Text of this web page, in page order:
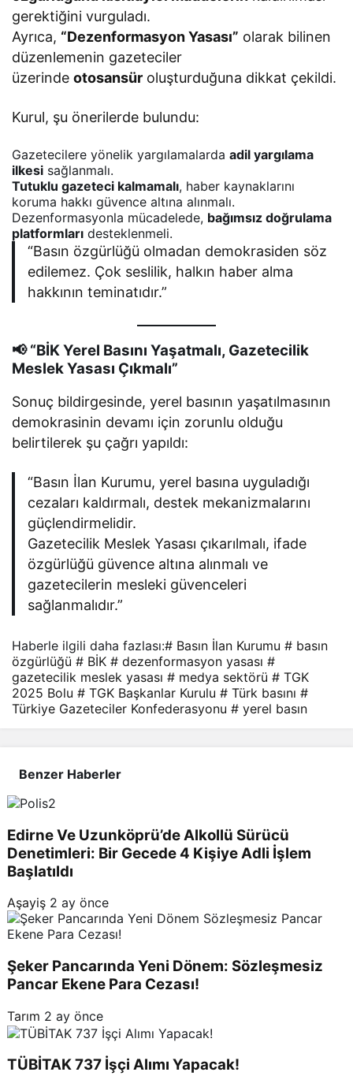
gerektiğini vurguladı.
Ayrıca, “Dezenformasyon Yasası” olarak bilinen
düzenlemenin gazeteciler
üzerindeotosansür oluşturduğuna dikkat çekildi.
Kurul, şu önerilerde bulundu:
Gazetecilere yönelik yargılamalarda adil yargılama
ilkesi sağlanmalı.
Tutuklu gazeteci kalmamalı, haber kaynaklarını
koruma hakkı güvence altına alınmalı.
Dezenformasyonla mücadelede, bağımsız doğrulama
platformları desteklenmeli.
“Basın özgürlüğü olmadan demokrasiden söz
edilemez. Çok seslilik, halkın haber alma
hakkının teminatıdır.”
📢 “BİK Yerel Basını Yaşatmalı, Gazetecilik
Meslek Yasası Çıkmalı”
Sonuç bildirgesinde, yerel basının yaşatılmasının
demokrasinin devamı için zorunlu olduğu
belirtilerek şu çağrı yapıldı:
“Basın İlan Kurumu, yerel basına uyguladığı
cezaları kaldırmalı, destek mekanizmalarını
güçlendirmelidir.
Gazetecilik Meslek Yasası çıkarılmalı, ifade
özgürlüğü güvence altına alınmalı ve
gazetecilerin mesleki güvenceleri
sağlanmalıdır.”
Haberle ilgili daha fazlası:# Basın İlan Kurumu # basın
özgürlüğü # BİK # dezenformasyon yasası #
gazetecilik meslek yasası # medya sektörü # TGK
2025 Bolu # TGK Başkanlar Kurulu # Türk basını #
Türkiye Gazeteciler Konfederasyonu # yerel basın
Benzer Haberler
Edirne Ve Uzunköprü’de Alkollü Sürücü
Denetimleri: Bir Gecede 4 Kişiye Adli İşlem
Başlatıldı
Aşayiş 2 ay önce
Şeker Pancarında Yeni Dönem: Sözleşmesiz
Pancar Ekene Para Cezası!
Tarım 2 ay önce
TÜBİTAK 737 İşçi Alımı Yapacak!